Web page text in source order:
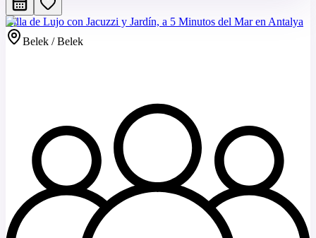
Villa de Lujo con Jacuzzi y Jardín, a 5 Minutos del Mar en Antalya
Belek / Belek